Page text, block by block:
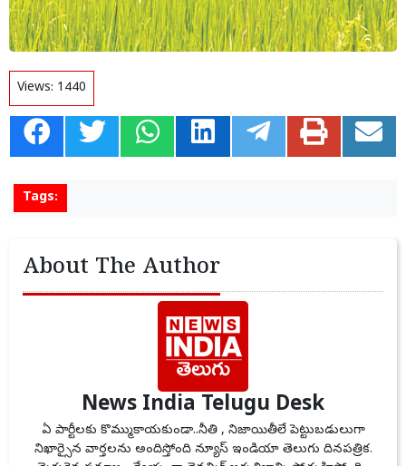
Views: 1440
Tags:
About The Author
News India Telugu Desk
ఏ పార్టీలకు కొమ్ముకాయకుండా..నీతి , నిజాయితీలే పెట్టుబడులుగా
నిఖార్సైన వార్తలను అందిస్తోంది న్యూస్ ఇండియా తెలుగు దినపత్రిక.